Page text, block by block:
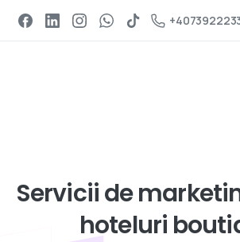
Serviciide
hoteluri